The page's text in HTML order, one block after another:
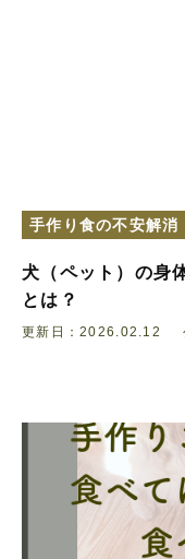
手作り食の不安解消
犬（ペット）の身
とは？
更新日：2026.02.12